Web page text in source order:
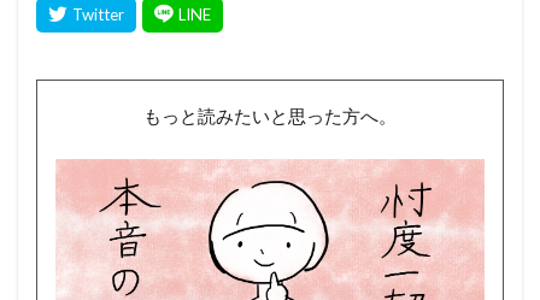
もっと読みたいと思った方へ。